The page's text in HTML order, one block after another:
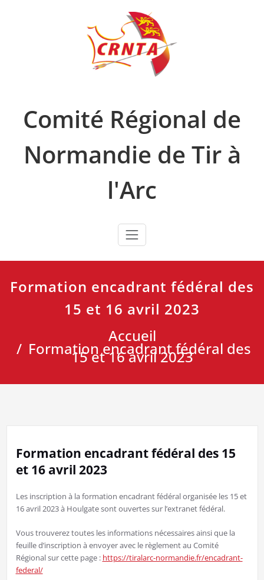
Comité Régional de
Normandie de Tir à
l'Arc
Formation encadrant fédéral des
15 et 16 avril 2023
Accueil
Formation encadrant fédéral des
15 et 16 avril 2023
Formation encadrant fédéral des 15
et 16 avril 2023
Les inscription à la formation encadrant fédéral organisée les 15 et
16 avril 2023 à Houlgate sont ouvertes sur l’extranet fédéral.
Vous trouverez toutes les informations nécessaires ainsi que la
feuille d’inscription à envoyer avec le règlement au Comité
Régional sur cette page : https://tiralarc-normandie.fr/encadrant-
federal/